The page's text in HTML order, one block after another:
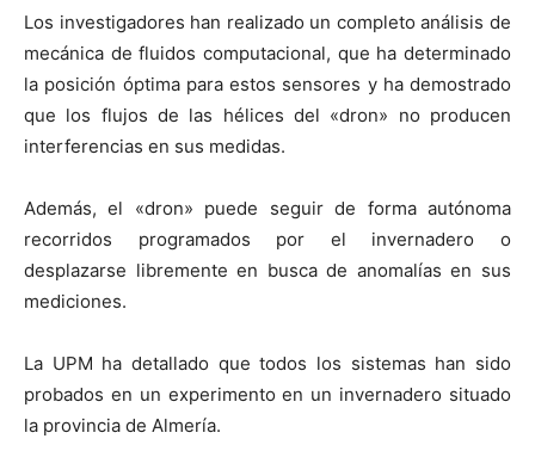
Los investigadores han realizado un completo análisis de
mecánica de fluidos computacional, que ha determinado
la posición óptima para estos sensores y ha demostrado
que los flujos de las hélices del «dron» no producen
interferencias en sus medidas.
Además, el «dron» puede seguir de forma autónoma
recorridos programados por el invernadero o
desplazarse libremente en busca de anomalías en sus
mediciones.
La UPM ha detallado que todos los sistemas han sido
probados en un experimento en un invernadero situado
la provincia de Almería.